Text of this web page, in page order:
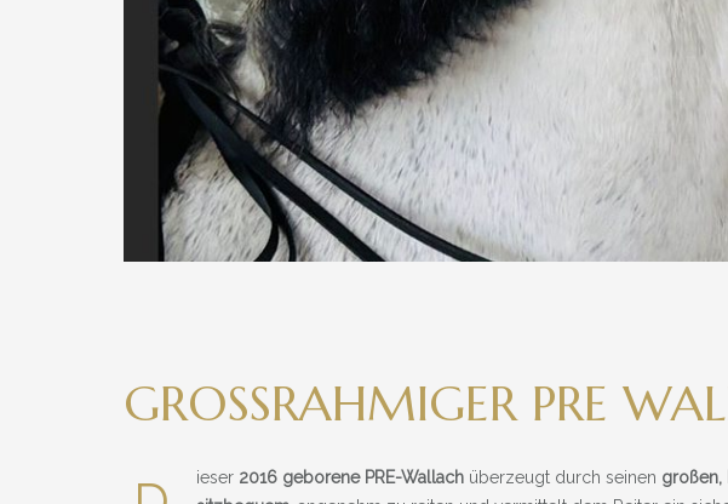
GROSSRAHMIGER PRE
ieser 2016 geborene PRE-Wallach überzeugt durch seinen großen,